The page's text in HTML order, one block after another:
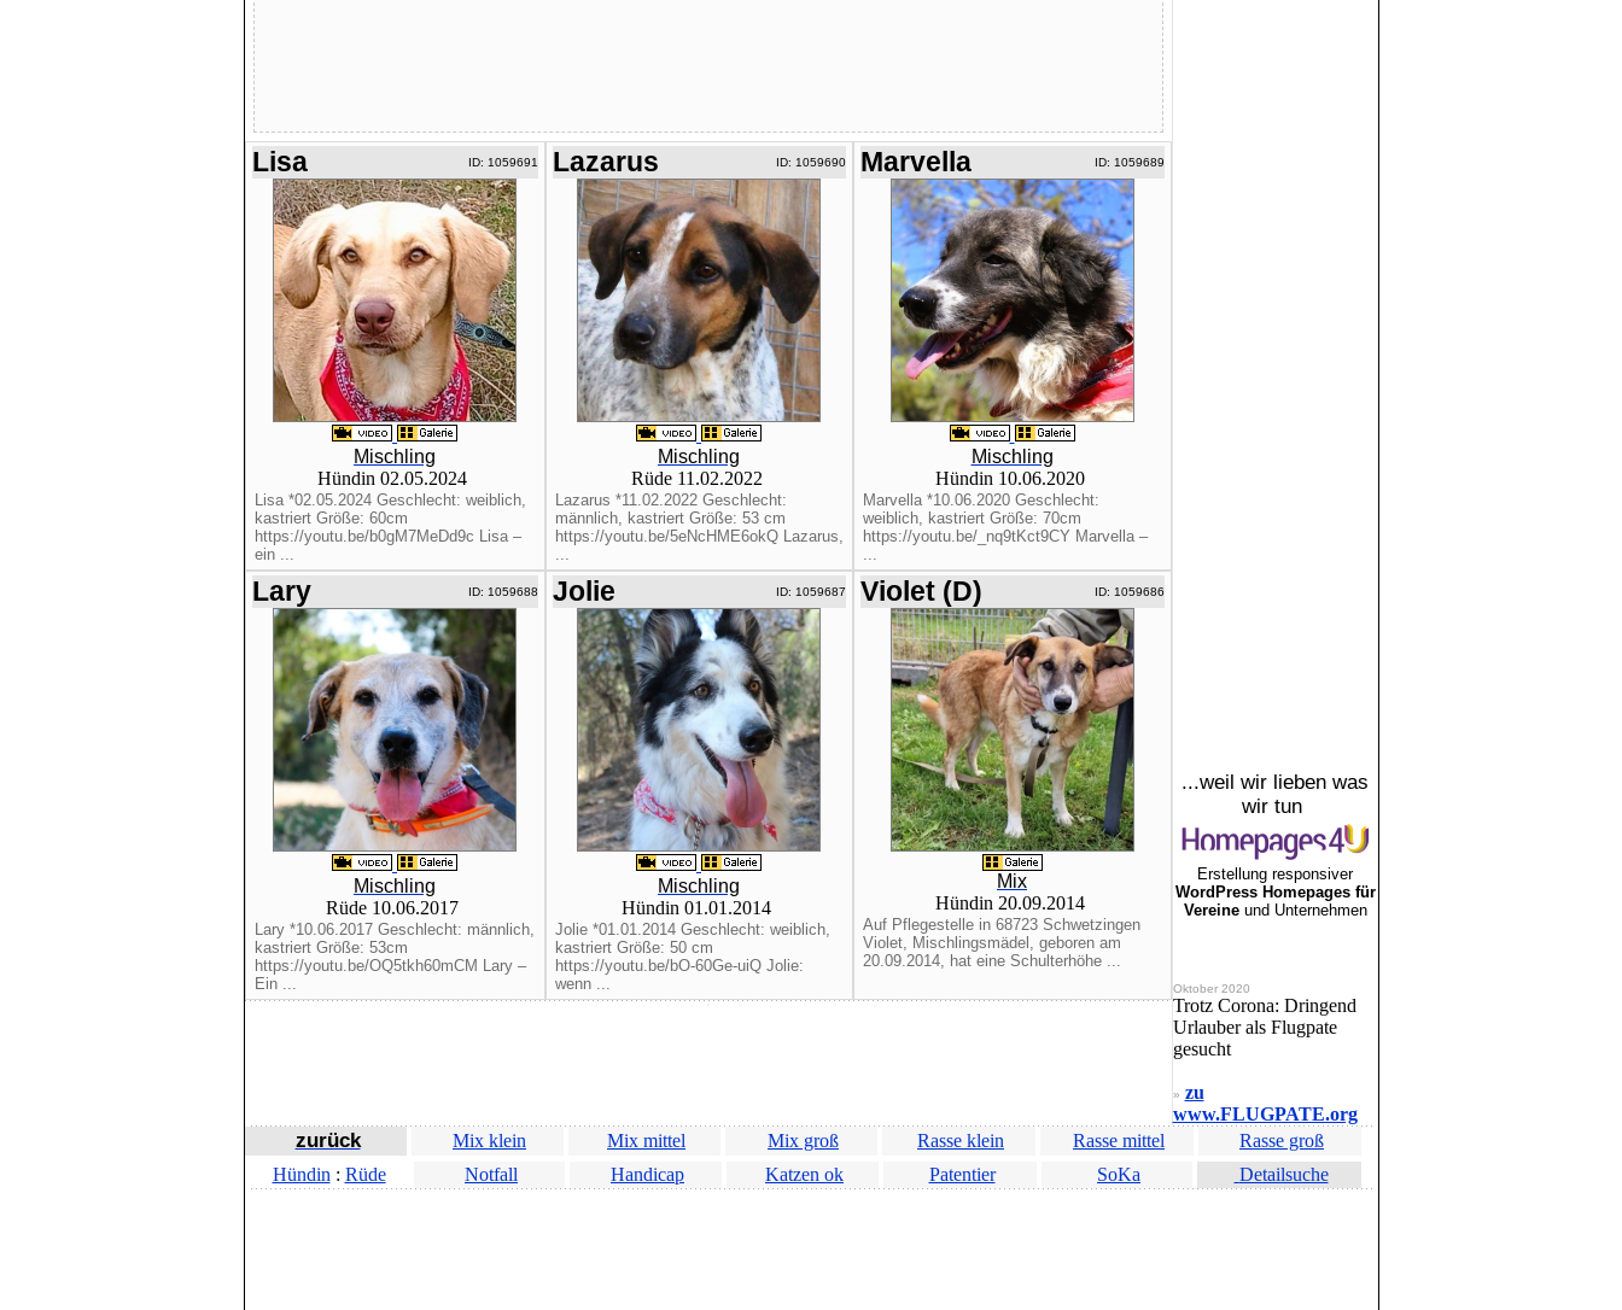
Lisa ID: 1059691
Mischling
Hündin 02.05.2024
Lisa *02.05.2024 Geschlecht: weiblich,
kastriert Größe: 60cm
https://youtu.be/b0gM7MeDd9c Lisa –
ein ...
Lazarus ID: 1059690
Mischling
Rüde 11.02.2022
Lazarus *11.02.2022 Geschlecht:
männlich, kastriert Größe: 53 cm
https://youtu.be/5eNcHME6okQ Lazarus,
...
Marvella ID: 1059689
Mischling
Hündin 10.06.2020
Marvella *10.06.2020 Geschlecht:
weiblich, kastriert Größe: 70cm
https://youtu.be/_nq9tKct9CY Marvella –
...
Lary ID: 1059688
Mischling
Rüde 10.06.2017
Lary *10.06.2017 Geschlecht: männlich,
kastriert Größe: 53cm
https://youtu.be/OQ5tkh60mCM Lary –
Ein ...
Jolie ID: 1059687
Mischling
Hündin 01.01.2014
Jolie *01.01.2014 Geschlecht: weiblich,
kastriert Größe: 50 cm
https://youtu.be/bO-60Ge-uiQ Jolie:
wenn ...
Violet (D) ID: 1059686
Mix
Hündin 20.09.2014
Auf Pflegestelle in 68723 Schwetzingen
Violet, Mischlingsmädel, geboren am
20.09.2014, hat eine Schulterhöhe ...
...weil wir lieben was
wir tun
Erstellung responsiver
WordPress Homepages für
Vereineund Unternehmen
Oktober 2020
Trotz Corona: Dringend
Urlauber als Flugpate
gesucht
» zu
www.FLUGPATE.org
zurück Mix klein Mix mittel Mix groß Rasse klein Rasse mittel
Rasse groß
Hündin : Rüde Notfall Handicap Katzen ok Patentier SoKa Detailsuche